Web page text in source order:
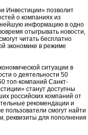
Инвестиции» позволит
о компаниях из
информацию в одно
отыгрывать новости,
читать бесплатно
экономике в режиме
ситуации в
о деятельности 50
топ-компаний Санкт-
станут доступны
российских компаний от
рекомендации и
смогут найти
реквизиты для пополнения